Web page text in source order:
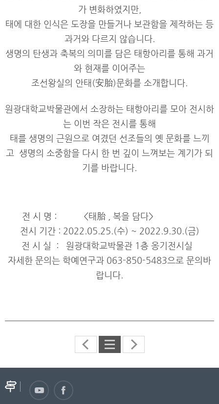
가 변화하였지만,
태에 대한 인식은 도장을 만들거나 보관함을 제작하는 등
과거와 다르지 않습니다.
생명의 탄생과 축복의 의미를 담은 태항아리를 통해 과거
와 현재를 이어주는
조선왕실의 안태(安胎)문화를 소개합니다.
원광대학교박물관에서 소장하는 태항아리를 모아 전시하
는 이번 작은 전시를 통해
태를 생명의 근원으로 여겼던 선조들의 옛 문화를 느끼
고 생명의 소중함을 다시 한 번 깊이 느껴보는 계기가 되
기를 바랍니다.
전 시 명 : <태胎 , 복을 담다>
전시 기간 : 2022.05.25.(수) ~ 2022.9.30.(금)
전 시 실 : 원광대학교박물관 1층 옹기전시실
자세한 문의는 학예연구과 063-850-5483으로 문의바
랍니다.